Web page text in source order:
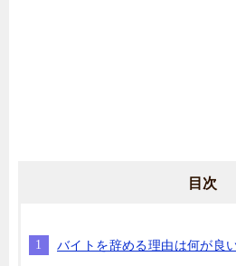
目次
バイトを辞める理由は何が良